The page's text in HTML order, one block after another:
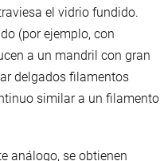
el vidrio fundido.
(por ejemplo, con
a un mandril con gran
delgados filamentos
similar a un filamento
análogo, se obtienen